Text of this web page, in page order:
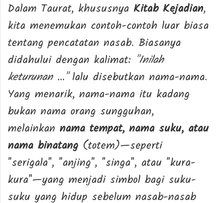
Dalam Taurat, khususnya Kitab Kejadian,
kita menemukan contoh-contoh luar biasa
tentang pencatatan nasab. Biasanya
didahului dengan kalimat: "Inilah
keturunan ..."lalu disebutkan nama-nama.
Yang menarik, nama-nama itu kadang
bukan nama orang sungguhan,
melainkan nama tempat, nama suku, atau
nama binatang (totem)—seperti
"serigala", "anjing", "singa", atau "kura-
kura"—yang menjadi simbol bagi suku-
suku yang hidup sebelum nasab-nasab